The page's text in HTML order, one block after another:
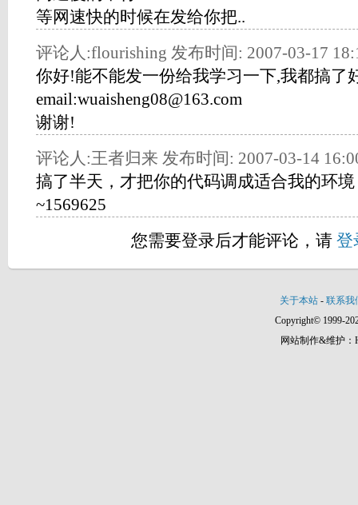
等网速快的时候在发给你把..
评论人:flourishing 发布时间: 2007-03-17
你好!能不能发一份给我学习一下,我都搞了
email:wuaisheng08@163.com
谢谢!
评论人:王者归来 发布时间: 2007-03-14
搞了半天，才把你的代码调成适合我的环
~1569625
您需要登录后才能评论，请 登
关于本站 - 联系我
Copyright© 1999-
网站制作&维护